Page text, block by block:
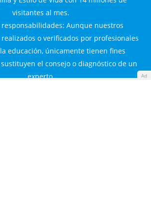
Ad
visitantes al mes.
responsabilidades: Aunque nuestros
o verificados por profesionales
educación, únicamente tienen fines
el consejo o diagnóstico de un
experto.